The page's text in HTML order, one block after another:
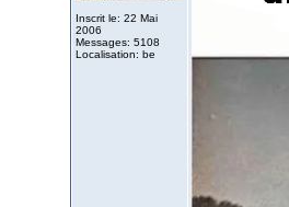
Inscrit le: 22 Mai
2006
Messages: 5108
Localisation: be